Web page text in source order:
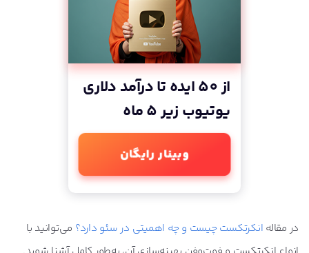
از 50 ایده تا درآمد دلاری
یوتیوب زیر 5 ماه
وبینار رایگان
در مقاله انکرتکست چیست و چه اهمیتی در سئو دارد؟ می‌توانید با